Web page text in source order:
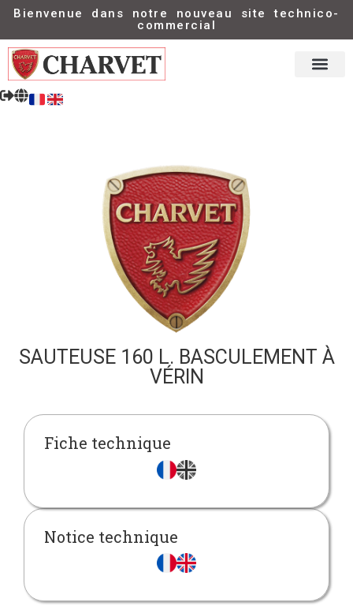
Bienvenue dans notre nouveau site technico-
commercial
SAUTEUSE 160 L. BASCULEMENT À
VÉRIN
Fiche technique
Notice technique